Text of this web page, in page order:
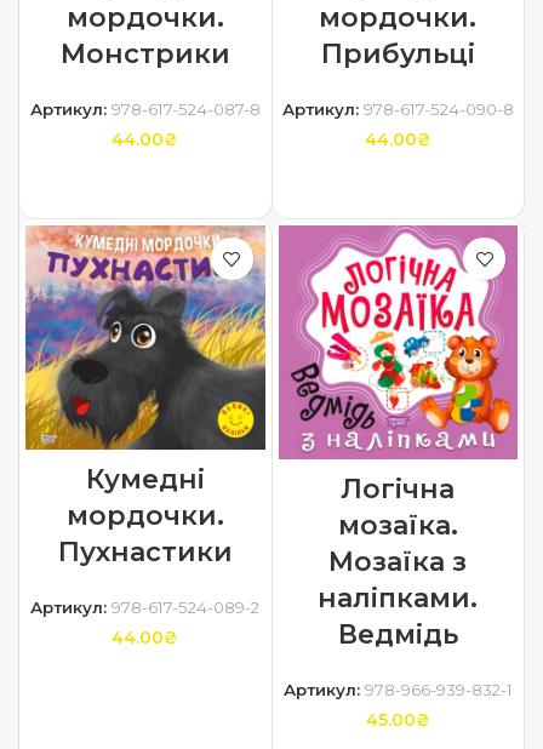
мордочки.
Монстрики
Артикул: 978-617-524-087-8
44.00₴
мордочки.
Прибульці
Артикул: 978-617-524-090-8
44.00₴
Кумедні
мордочки.
Пухнастики
Артикул:978-617-524-089-2
44.00₴
Логічна
мозаїка.
Мозаїка з
наліпками.
Ведмідь
Артикул: 978-966-939-832-1
45.00₴